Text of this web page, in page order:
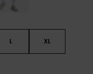
L XL